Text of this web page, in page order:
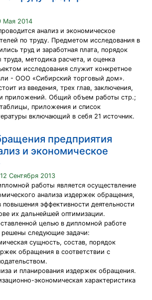
Мая 2014
анализ и экономическое
по труду. Предметом исследования в
труд и заработная плата, порядок
труда, методика расчета, и оценка
исследования служит конкретное
- ООО «Сибирский торговый дом».
из введения, трех глав, заключения,
и приложений. Общий объем работы стр.;
приложения и список
включающий в себя 21 источник.
предприятия
и экономическое
Сентября 2013
работы является осуществление
анализа издержек обращения,
повышения эффективности деятельности
их дальнейшей оптимизации.
целью в дипломной работе
следующие задачи:
сущность, состав, порядок
обращения в соответствии с
и планирования издержек обращения.
экономическая характеристика